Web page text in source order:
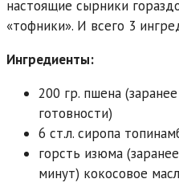
настоящие сырники
«тофники». И всего 3
Ингредиенты:
200 гр. пшена
готовности)
6 ст.л. сиропа
горсть изюма
минут) кокосовое